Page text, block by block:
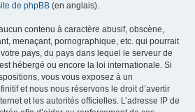
de phpBB (en anglais).
contenu à caractère abusif, obscène,
menaçant, pornographique, etc. qui pourrait
pays, du pays dans lequel le serveur de
hébergé ou encore la loi internationale. Si
vous vous exposez à un
et nous nous réservons le droit d’avertir
et les autorités officielles. L’adresse IP de